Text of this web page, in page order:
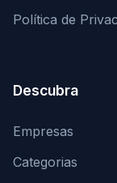
Política de
Descubra
Empresas
Categorias